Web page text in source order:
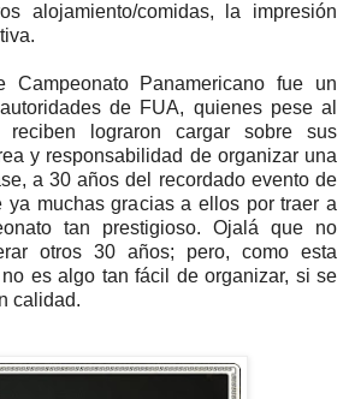
alojamiento/comidas, la impresión
Campeonato Panamericano fue un
de FUA, quienes pese al
lograron cargar sobre sus
y responsabilidad de organizar una
a 30 años del recordado evento de
ya muchas gracias a ellos por traer a
tan prestigioso. Ojalá que no
otros 30 años; pero, como esta
es algo tan fácil de organizar, si se
calidad.